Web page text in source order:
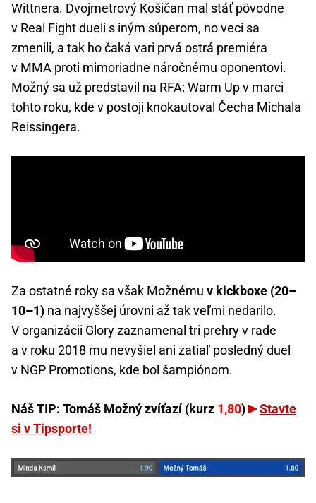
Wittnera. Dvojmetrový Košičan mal stáť pôvodne
v Real Fight dueli s iným súperom, no veci sa
zmenili, a tak ho čaká vari prvá ostrá premiéra
v MMA proti mimoriadne náročnému oponentovi.
Možný sa už predstavil na RFA: Warm Up v marci
tohto roku, kde v postoji knokautoval Čecha Michala
Reissingera.
Za ostatné roky sa však Možnému v kickboxe (20–
10–1) na najvyššej úrovni až tak veľmi nedarilo.
V organizácii Glory zaznamenal tri prehry v rade
a v roku 2018 mu nevyšiel ani zatiaľ posledný duel
v NGP Promotions, kde bol šampiónom.
Náš TIP: Tomáš Možný zvíťazí (kurz 1,80)
Stavte
si v Tipsporte!